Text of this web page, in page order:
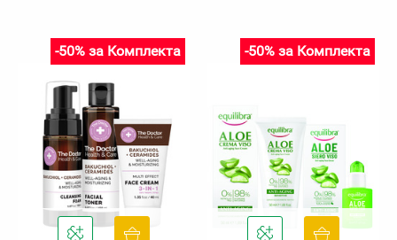
-50% за Комплекта -50% за Комплекта